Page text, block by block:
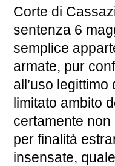
Corte di
sentenza 6
semplice
armate, pur
all’uso
limitato ambito
certamente
per finalità
insensate,